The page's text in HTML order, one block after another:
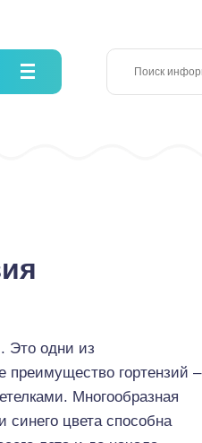
Это одни из
гортензий –
Многообразная
синего цвета способна